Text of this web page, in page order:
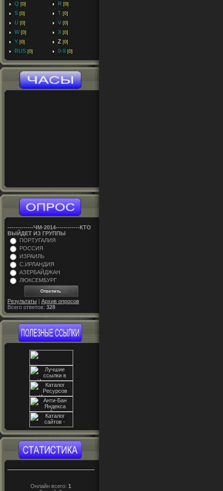
Q [0] R [0]
S [0] T [0]
U [0] V [0]
W [0] X [0]
Y [0] Z [0]
RUS [0] 0-9 [0]
-------------ЧM-2014------------КТО
ВЫЙДЕТ ИЗ ГРУППЫ
ПОРТУГАЛИЯ
РОССИЯ
ИЗРАИЛЬ
С.ИРЛАНДИЯ
АЗЕРБАЙДЖАН
ЛЮКСЕМБУРГ
Результаты | Архив опросов
Всего ответов: 328
Онлайн всего:1